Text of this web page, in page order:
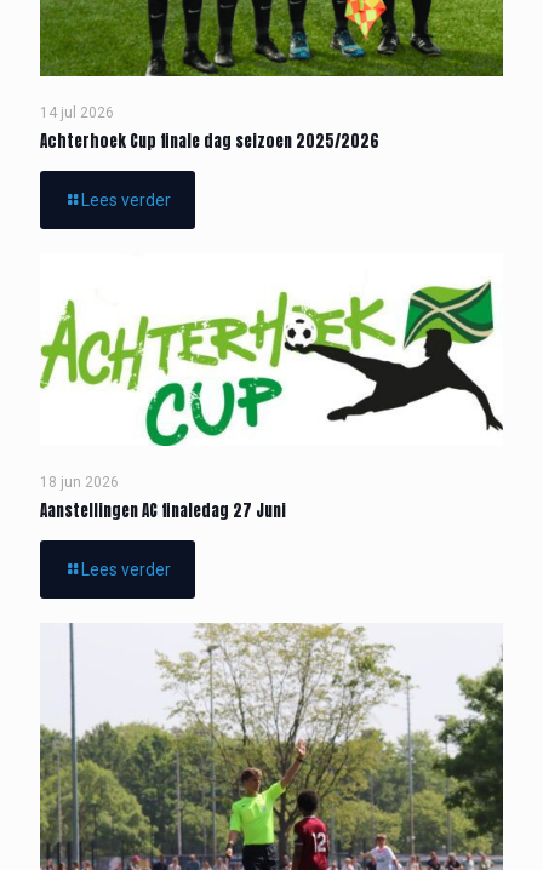
14 jul 2026
Achterhoek Cup finale dag seizoen 2025/2026
Lees verder
18 jun 2026
Aanstellingen AC finaledag 27 Juni
Lees verder